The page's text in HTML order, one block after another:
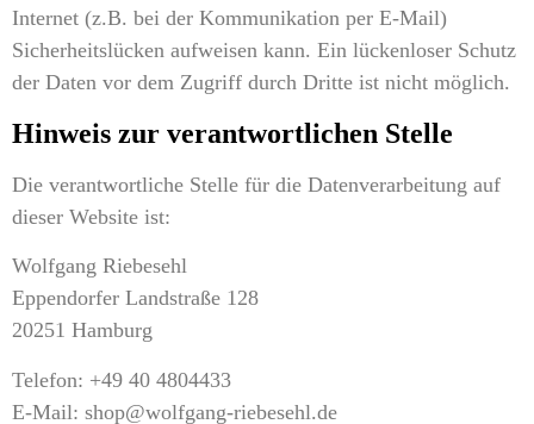
Internet (z.B. bei der Kommunikation per E-Mail)
Sicherheitslücken aufweisen kann. Ein lückenloser Schutz
der Daten vor dem Zugriff durch Dritte ist nicht möglich.
Hinweis zur verantwortlichen Stelle
Die verantwortliche Stelle für die Datenverarbeitung auf
dieser Website ist:
Wolfgang Riebesehl
Eppendorfer Landstraße 128
20251 Hamburg
Telefon: +49 40 4804433
E-Mail: shop@wolfgang-riebesehl.de